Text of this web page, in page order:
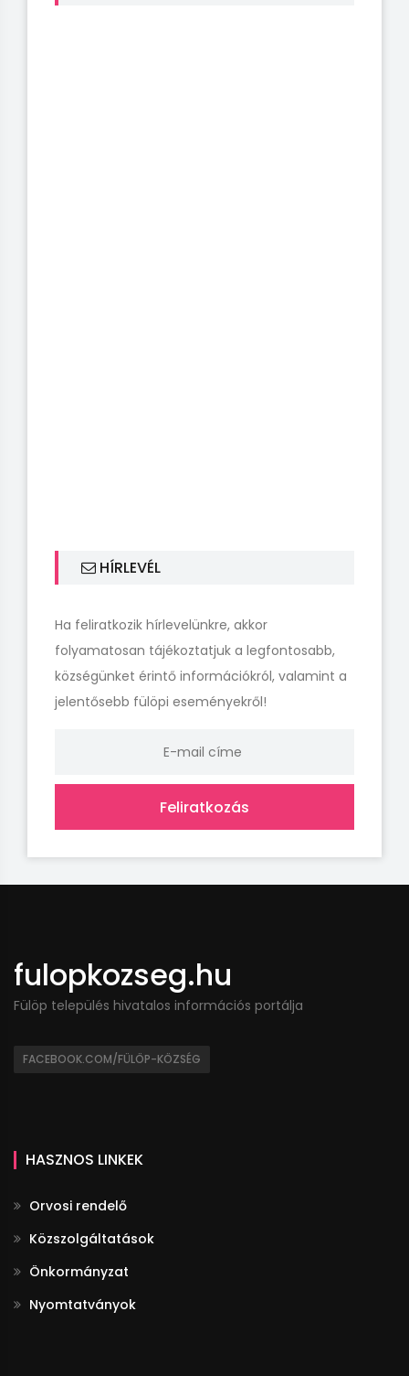
HÍRLEVÉL
Ha feliratkozik hírlevelünkre, akkor
folyamatosan tájékoztatjuk a legfontosabb,
községünket érintő információkról, valamint a
jelentősebb fülöpi eseményekről!
Feliratkozás
fulopkozseg.hu
Fülöp település hivatalos információs portálja
FACEBOOK.COM/FÜLÖP-KÖZSÉG
HASZNOS LINKEK
Orvosi rendelő
Közszolgáltatások
Önkormányzat
Nyomtatványok